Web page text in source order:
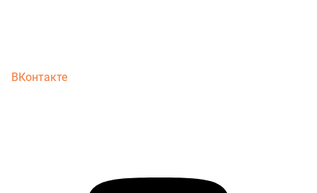
ВКонтакте